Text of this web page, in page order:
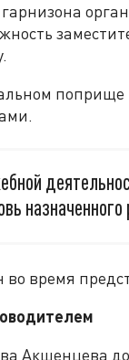
гарнизона
во время
Акшенцева